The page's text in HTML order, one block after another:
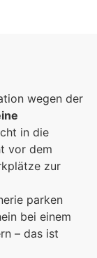
KGA CC BY NC
wegen der
in die
vor dem
zur
parken
bei einem
– das ist